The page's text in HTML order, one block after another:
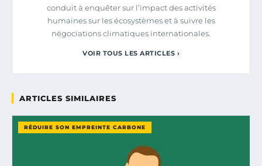
conduit à enquêter sur l’impact des activités
humaines sur les écosystèmes et à suivre les
négociations climatiques internationales.
VOIR TOUS LES ARTICLES ›
ARTICLES SIMILAIRES
RÉDUIRE SON EMPREINTE CARBONE